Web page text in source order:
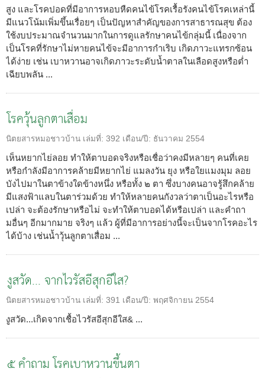
สูง และโรคปอดที่มีอาการหอบหืดคนไข้โรคเรื้อรังคนไข้โรคเหล่านี้
มีแนวโน้มเพิ่มขึ้นเรื่อยๆ เป็นปัญหาสำคัญของการสาธารณสุข ต้อง
ใช้งบประมาณจำนวนมากในการดูแลรักษาคนไข้กลุ่มนี้ เนื่องจาก
เป็นโรคที่รักษาไม่หายคนไข้จะมีอาการกำเริบ เกิดภาวะแทรกซ้อน
ได้ง่าย เช่น เบาหวานอาจเกิดภาวะระดับน้ำตาลในเลือดสูงหรือต่ำ
เฉียบพลัน ...
โรควุ้นลูกตาเสื่อม
นิตยสารหมอชาวบ้าน เล่มที่: 392 เดือน/ปี: ธันวาคม 2554
เห็นหยากไย่ลอย ทำให้ตาบอดจริงหรือเชื่อว่าคงมีหลายๆ คนที่เคย
หรือกำลังมีอาการคล้ายมีหยากไย่ แมลงวัน ยุง หรือใยแมงมุม ลอย
บังไปมาในตาข้างใดข้างหนึ่ง หรือทั้ง ๒ ตา ซึ่งบางคนอาจรู้สึกคล้าย
มีแสงฟ้าแลบในตาร่วมด้วย ทำให้หลายคนกังวลว่าตาเป็นอะไรหรือ
เปล่า จะต้องรักษาหรือไม่ จะทำให้ตาบอดได้หรือเปล่า และคำถา
มอื่นๆ อีกมากมาย จริงๆ แล้ว ผู้ที่มีอาการอย่างนี้จะเป็นจากโรคอะไร
ได้บ้าง เช่นน้ำวุ้นลูกตาเสื่อม ...
งูสวัด... จากไวรัสอีสุกอีใส?
นิตยสารหมอชาวบ้าน เล่มที่: 391 เดือน/ปี: พฤศจิกายน 2554
งูสวัด...เกิดจากเชื้อไวรัสอีสุกอีใส& ...
๕ คำถาม โรคเบาหวานขึ้นตา